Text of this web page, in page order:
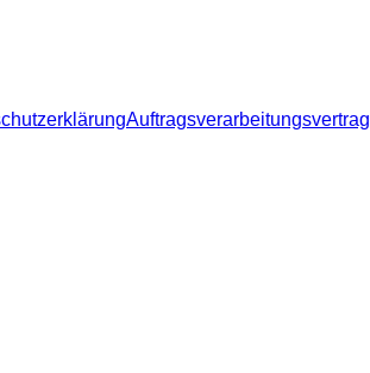
Auftragsverarbeitungsvertrag